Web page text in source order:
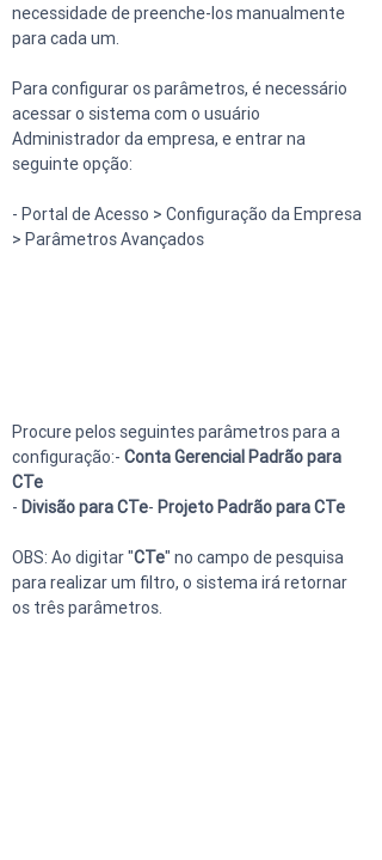
necessidade de preenche-los manualmente
para cada um.
Para configurar os parâmetros, é necessário
acessar o sistema com o usuário
Administrador da empresa, e entrar na
seguinte opção:
- Portal de Acesso > Configuração da Empresa
> Parâmetros Avançados
Procure pelos seguintes parâmetros para a
configuração:- Conta Gerencial Padrão para
CTe
- Divisão para CTe- Projeto Padrão para CTe
OBS: Ao digitar "CTe" no campo de pesquisa
para realizar um filtro, o sistema irá retornar
os três parâmetros.